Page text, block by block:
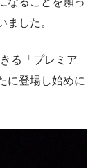
ました。
る「プレミア
に登場し始めに